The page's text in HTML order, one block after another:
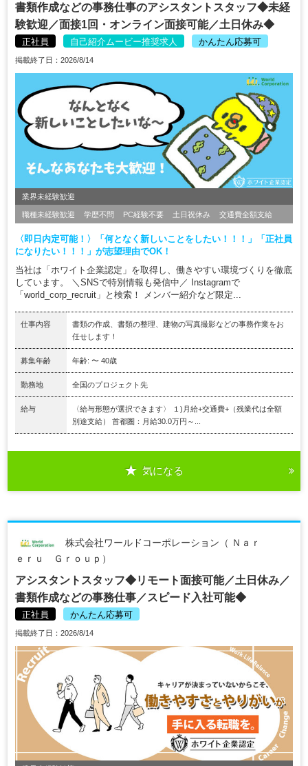
書類作成などの事務仕事のアシスタントスタッフ◆未経
験歓迎／面接1回・オンライン面接可能／土日休み◆
正社員 自己紹介ムービー推奨求人 かんたん応募可
掲載終了日：2026/8/14
業界未経験歓迎
職種未経験歓迎 学歴不問 PC経験不要 土日祝休み 交通費全額支給
〈即日内定可能！〉「何となく新しいことをしたい！！！」「正社員
になりたい！！！」が志望理由でOK！
当社は「ホワイト企業認定」を取得し、働きやすい環境づくりを徹底
しています。 ＼SNSで特別情報も発信中／ Instagramで
「world_corp_recruit」と検索！ メンバー紹介など限定...
仕事内容
書類の作成、書類の整理、建物の写真撮影などの事務作業をお
任せします！
募集年齢 年齢: 〜 40歳
勤務地 全国のプロジェクト先
給与
〈給与形態が選択できます〉 １)月給+交通費+（残業代は全額
別途支給） 首都圏：月給30.0万円～...
気になる
株式会社ワールドコーポレーション（ Ｎａｒ
ｅｒｕ Ｇｒｏｕｐ）
アシスタントスタッフ◆リモート面接可能／土日休み／
書類作成などの事務仕事／スピード入社可能◆
正社員 かんたん応募可
掲載終了日：2026/8/14